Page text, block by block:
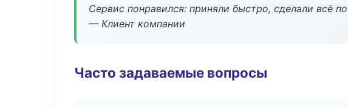
Сервис понравился: приняли быстро, сделали всё
— Клиент компании
Часто задаваемые вопросы